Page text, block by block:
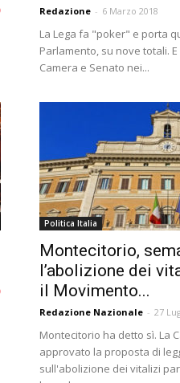
Redazione - 6 Marzo 2018
La Lega fa "poker" e porta
Parlamento, su nove totali.
Camera e Senato nei...
Politica Italia
Montecitorio,
l’abolizione dei
il Movimento...
Redazione Nazionale - 27
Montecitorio ha detto sì. La
approvato la proposta di
sull'abolizione dei vitalizi